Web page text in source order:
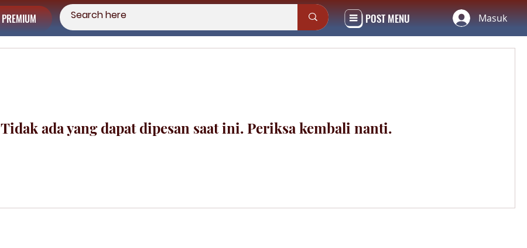
POST MENU Masuk
PREMIUM
Tidak ada yang dapat dipesan saat ini. Periksa kembali nanti.